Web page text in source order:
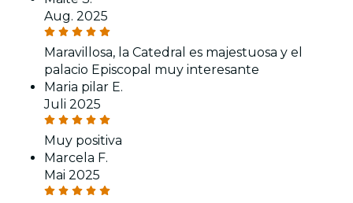
Aug. 2025
Maravillosa, la Catedral es majestuosa y el
palacio Episcopal muy interesante
Maria pilar E.
Juli 2025
Muy positiva
Marcela F.
Mai 2025